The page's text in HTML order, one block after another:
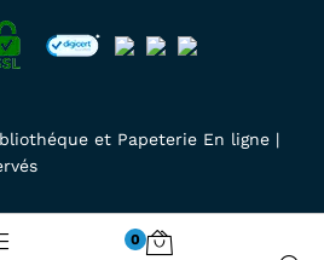
et Papeterie En ligne |
0